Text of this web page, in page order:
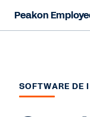
Peakon
Beneficios
SOFTWARE DE